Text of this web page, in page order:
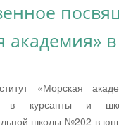
академия»
«Морская
в курсанты и
школы №202 в